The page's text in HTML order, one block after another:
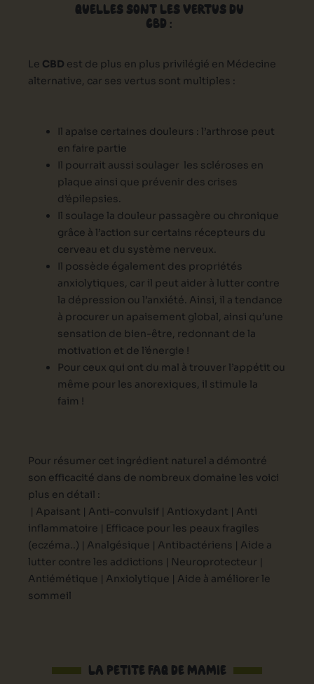
QUELLES SONT LES VERTUS DU
CBD :
Le CBD est de plus en plus privilégié en Médecine
alternative, car ses vertus sont multiples :
Il apaise certaines douleurs : l’arthrose peut
en faire partie
Il pourrait aussi soulager les scléroses en
plaque ainsi que prévenir des crises
d’épilepsies.
Il soulage la douleur passagère ou chronique
grâce à l’action sur certains récepteurs du
cerveau et du système nerveux.
Il possède également des propriétés
anxiolytiques, car il peut aider à lutter contre
la dépression ou l’anxiété. Ainsi, il a tendance
à procurer un apaisement global, ainsi qu’une
sensation de bien-être, redonnant de la
motivation et de l’énergie !
Pour ceux qui ont du mal à trouver l’appétit ou
même pour les anorexiques, il stimule la
faim !
Pour résumer cet ingrédient naturel a démontré
son efficacité dans de nombreux domaine les voici
plus en détail :
| Apaisant | Anti-convulsif | Antioxydant | Anti
inflammatoire | Efficace pour les peaux fragiles
(eczéma..) | Analgésique | Antibactériens | Aide a
lutter contre les addictions | Neuroprotecteur |
Antiémétique | Anxiolytique | Aide à améliorer le
sommeil
LA PETITE FAQ DE MAMIE